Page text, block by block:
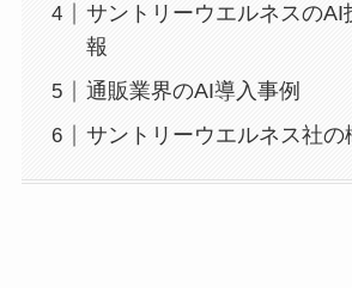
サントリーウエルネスのAI
報
通販業界のAI導入事例
サントリーウエルネス社の